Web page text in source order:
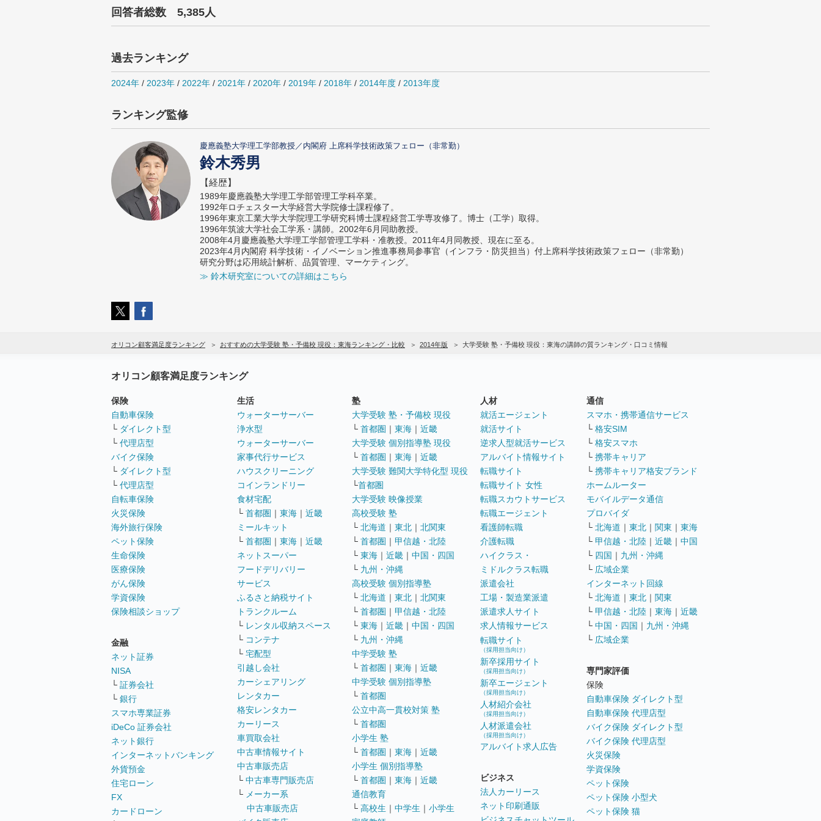
回答者総数 5,385人
過去ランキング
2024年 / 2023年 / 2022年 / 2021年 / 2020年 / 2019年 / 2018年 / 2014年度 / 2013年度
ランキング監修
慶應義塾大学理工学部教授／内閣府 上席科学技術政策フェロー（非常勤）
鈴木秀男
【経歴】
1989年慶應義塾大学理工学部管理工学科卒業。
1992年ロチェスター大学経営大学院修士課程修了。
1996年東京工業大学大学院理工学研究科博士課程経営工学専攻修了。博士（工学）取得。
1996年筑波大学社会工学系・講師。2002年6月同助教授。
2008年4月慶應義塾大学理工学部管理工学科・准教授。2011年4月同教授、現在に至る。
2023年4月内閣府 科学技術・イノベーション推進事務局参事官（インフラ・防災担当）付上席科学技術政策フェロー（非常勤）
研究分野は応用統計解析、品質管理、マーケティング。
≫ 鈴木研究室についての詳細はこちら
オリコン顧客満足度ランキング おすすめの大学受験 塾・予備校 現役：東海ランキング・比較 2014年版 大学受験 塾・予備校 現役：東海の講師の質ランキング・口コミ情報
オリコン顧客満足度ランキング
保険
自動車保険
└ ダイレクト型
└ 代理店型
バイク保険
└ ダイレクト型
└ 代理店型
自転車保険
火災保険
海外旅行保険
ペット保険
生命保険
医療保険
がん保険
学資保険
保険相談ショップ
金融
ネット証券
NISA
└ 証券会社
└ 銀行
スマホ専業証券
iDeCo 証券会社
ネット銀行
インターネットバンキング
外貨預金
住宅ローン
FX
カードローン
生活
ウォーターサーバー
浄水型
ウォーターサーバー
家事代行サービス
ハウスクリーニング
コインランドリー
食材宅配
└ 首都圏 ｜ 東海 ｜ 近畿
ミールキット
└ 首都圏 ｜ 東海 ｜ 近畿
ネットスーパー
フードデリバリー
サービス
ふるさと納税サイト
トランクルーム
└ レンタル収納スペース
└ コンテナ
└ 宅配型
引越し会社
カーシェアリング
レンタカー
格安レンタカー
カーリース
車買取会社
中古車情報サイト
中古車販売店
└ 中古車専門販売店
└ メーカー系
中古車販売店
塾
大学受験 塾・予備校 現役
└ 首都圏 ｜ 東海 ｜ 近畿
大学受験 個別指導塾 現役
└ 首都圏 ｜ 東海 ｜ 近畿
大学受験 難関大学特化型 現役
└首都圏
大学受験 映像授業
高校受験 塾
└ 北海道 ｜ 東北 ｜ 北関東
└ 首都圏 ｜ 甲信越・北陸
└ 東海 ｜ 近畿 ｜ 中国・四国
└ 九州・沖縄
高校受験 個別指導塾
└ 北海道 ｜ 東北 ｜ 北関東
└ 首都圏 ｜ 甲信越・北陸
└ 東海 ｜ 近畿 ｜ 中国・四国
└ 九州・沖縄
中学受験 塾
└ 首都圏 ｜ 東海 ｜ 近畿
中学受験 個別指導塾
└ 首都圏
公立中高一貫校対策 塾
└ 首都圏
小学生 塾
└ 首都圏 ｜ 東海 ｜ 近畿
小学生 個別指導塾
└ 首都圏 ｜ 東海 ｜ 近畿
通信教育
└ 高校生 ｜ 中学生 ｜ 小学生
人材
就活エージェント
就活サイト
逆求人型就活サービス
アルバイト情報サイト
転職サイト
転職サイト 女性
転職スカウトサービス
転職エージェント
看護師転職
介護転職
ハイクラス・
ミドルクラス転職
派遣会社
工場・製造業派遣
派遣求人サイト
求人情報サービス
転職サイト
（採用担当向け）
新卒採用サイト
（採用担当向け）
新卒エージェント
（採用担当向け）
人材紹介会社
（採用担当向け）
人材派遣会社
（採用担当向け）
アルバイト求人広告
ビジネス
法人カーリース
ネット印刷通販
通信
スマホ・携帯通信サービス
└ 格安SIM
└ 格安スマホ
└ 携帯キャリア
└ 携帯キャリア格安ブランド
ホームルーター
モバイルデータ通信
プロバイダ
└ 北海道 ｜ 東北 ｜ 関東 ｜ 東海
└ 甲信越・北陸 ｜ 近畿 ｜ 中国
└ 四国 ｜ 九州・沖縄
└ 広域企業
インターネット回線
└ 北海道 ｜ 東北 ｜ 関東
└ 甲信越・北陸 ｜ 東海 ｜ 近畿
└ 中国・四国 ｜ 九州・沖縄
└ 広域企業
専門家評価
保険
自動車保険 ダイレクト型
自動車保険 代理店型
バイク保険 ダイレクト型
バイク保険 代理店型
火災保険
学資保険
ペット保険
ペット保険 小型犬
ペット保険 猫